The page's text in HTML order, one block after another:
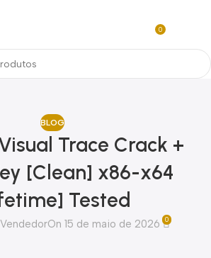
de Arte Exclusivas
0
BLOG
Trace Crack +
[Clean] x86-x64
Tested
On 15 de maio de 2026 0